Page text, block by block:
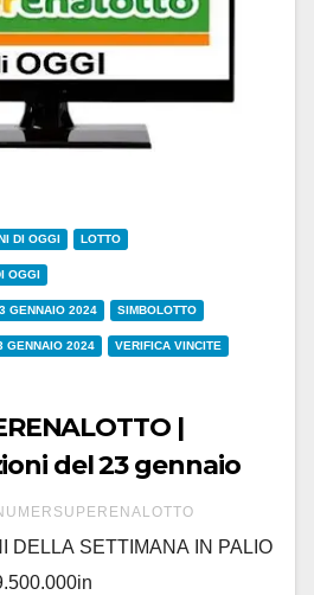
DI OGGI LOTTO
OGGI
GENNAIO 2024 SIMBOLOTTO
GENNAIO 2024 VERIFICA VINCITE
|
del 23 gennaio
DELLA SETTIMANA IN PALIO